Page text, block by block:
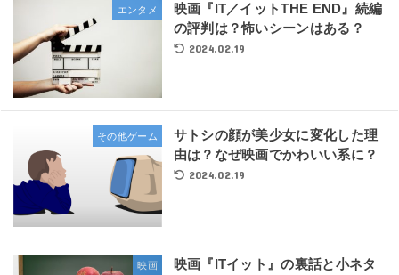
エンタメ
映画『IT／イットTHE END』続編
の評判は？怖いシーンはある？
2024.02.19
その他ゲーム
サトシの顔が美少女に変化した理
由は？なぜ映画でかわいい系に？
2024.02.19
映画
映画『ITイット』の裏話と小ネタ